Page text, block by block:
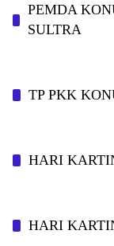
PEMDA
SULTRA
TP PKK
HARI
HARI